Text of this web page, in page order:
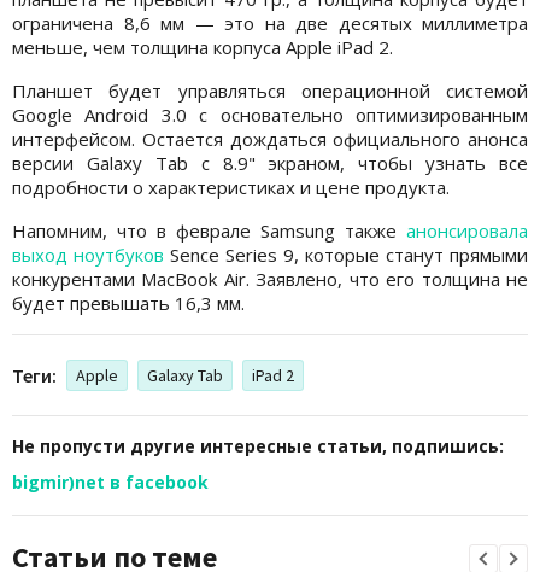
ограничена 8,6 мм — это на две десятых миллиметра
меньше, чем толщина корпуса Apple iPad 2.
Планшет будет управляться операционной системой
Google Android 3.0 с основательно оптимизированным
интерфейсом. Остается дождаться официального анонса
версии Galaxy Tab с 8.9" экраном, чтобы узнать все
подробности о характеристиках и цене продукта.
Напомним, что в феврале Samsung также анонсировала
выход ноутбуков Sence Series 9, которые станут прямыми
конкурентами MacBook Air. Заявлено, что его толщина не
будет превышать 16,3 мм.
Теги: Apple Galaxy Tab iPad 2
Не пропусти другие интересные статьи, подпишись:
bigmir)net в facebook
Статьи по теме